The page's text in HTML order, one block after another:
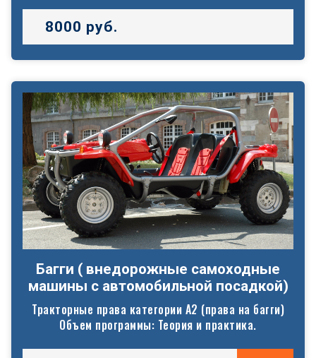
8000 руб.
Багги ( внедорожные самоходные
машины с автомобильной посадкой)
Тракторные права категории А2 (права на багги)
Объем программы: Теория и практика.